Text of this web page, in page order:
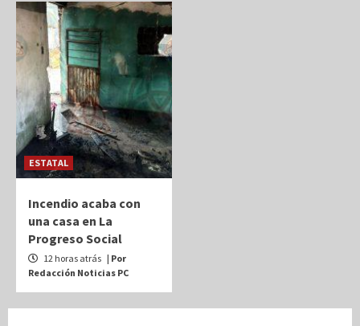
ESTATAL
Incendio acaba con
una casa en La
Progreso Social
12 horas atrás | Por
Redacción Noticias PC